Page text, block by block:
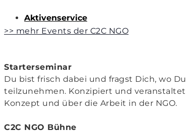
Aktivenservice
>> mehr Events der C2C NGO
Starterseminar
Du bist frisch dabei und fragst Dich, wo
teilzunehmen. Konzipiert und
Konzept und über die Arbeit in der NGO.
C2C NGO Bühne